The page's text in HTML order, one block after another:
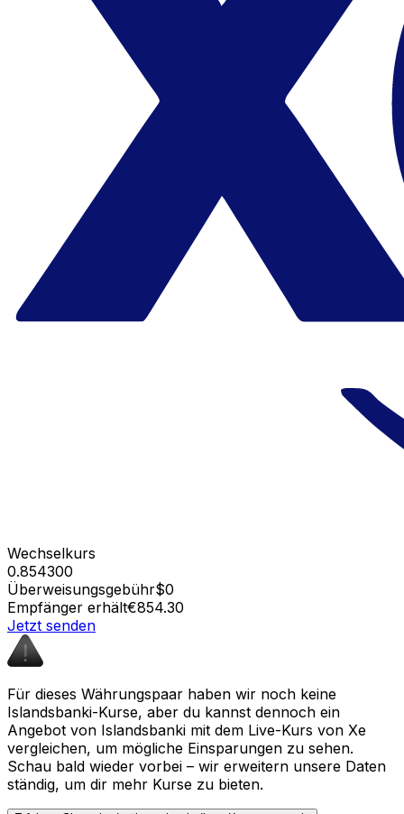
Wechselkurs
0.854300
Überweisungsgebühr$0
Empfänger erhält€854.30
Jetzt senden
Für dieses Währungspaar haben wir noch keine
Islandsbanki-Kurse, aber du kannst dennoch ein
Angebot von Islandsbanki mit dem Live-Kurs von Xe
vergleichen, um mögliche Einsparungen zu sehen.
Schau bald wieder vorbei – wir erweitern unsere Daten
ständig, um dir mehr Kurse zu bieten.